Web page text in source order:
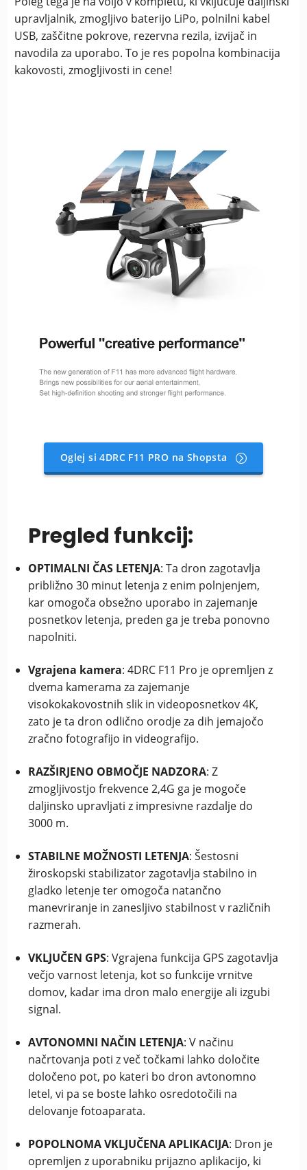
upravljalnik, zmogljivo baterijo LiPo, polnilni kabel
USB, zaščitne pokrove, rezervna rezila, izvijač in
navodila za uporabo. To je res popolna kombinacija
kakovosti, zmogljivosti in cene!
Oglej si 4DRC F11 PRO na Shopsta
Pregled funkcij:
OPTIMALNI ČAS LETENJA: Ta dron zagotavlja
približno 30 minut letenja z enim polnjenjem,
kar omogoča obsežno uporabo in zajemanje
posnetkov letenja, preden ga je treba ponovno
napolniti.
Vgrajena kamera: 4DRC F11 Pro je opremljen z
dvema kamerama za zajemanje
visokokakovostnih slik in videoposnetkov 4K,
zato je ta dron odlično orodje za dih jemajočo
zračno fotografijo in videografijo.
RAZŠIRJENO OBMOČJE NADZORA: Z
zmogljivostjo frekvence 2,4G ga je mogoče
daljinsko upravljati z impresivne razdalje do
3000 m.
STABILNE MOŽNOSTI LETENJA: Šestosni
žiroskopski stabilizator zagotavlja stabilno in
gladko letenje ter omogoča natančno
manevriranje in zanesljivo stabilnost v različnih
razmerah.
VKLJUČEN GPS: Vgrajena funkcija GPS zagotavlja
večjo varnost letenja, kot so funkcije vrnitve
domov, kadar ima dron malo energije ali izgubi
signal.
AVTONOMNI NAČIN LETENJA: V načinu
načrtovanja poti z več točkami lahko določite
določeno pot, po kateri bo dron avtonomno
letel, vi pa se boste lahko osredotočili na
delovanje fotoaparata.
POPOLNOMA VKLJUČENA APLIKACIJA: Dron je
opremljen z uporabniku prijazno aplikacijo, ki